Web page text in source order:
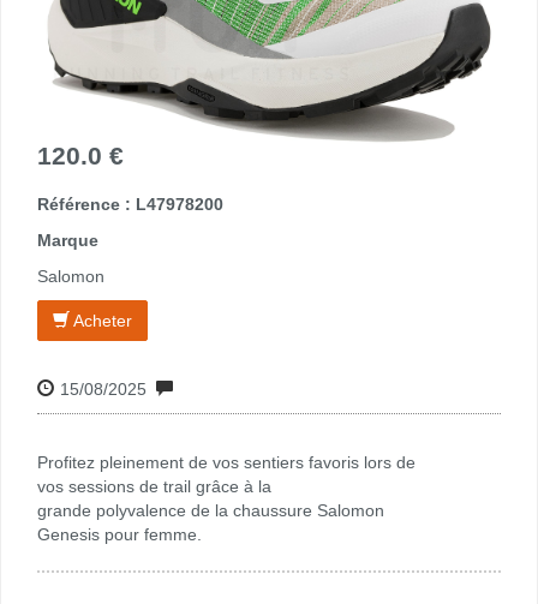
120.0 €
Référence : L47978200
Marque
Salomon
Acheter
15/08/2025
Profitez pleinement de vos sentiers favoris lors de
vos sessions de trail grâce à la
grande polyvalence de la chaussure Salomon
Genesis pour femme.